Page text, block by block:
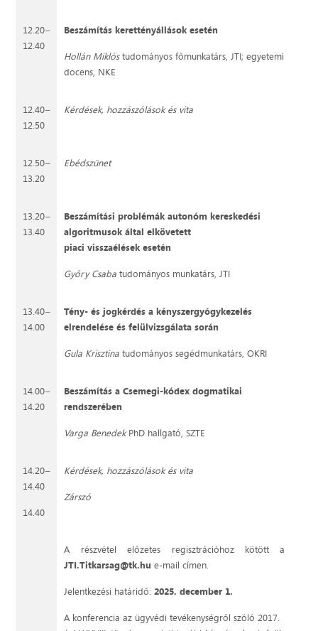
12.20–
12.40
Beszámítás kerettényállások esetén
Hollán Miklóstudományos főmunkatárs, JTI; egyetemi
docens, NKE
12.40–
12.50
Kérdések, hozzászólások és vita
12.50–
13.20
Ebédszünet
13.20–
13.40
Beszámítási problémák autonóm kereskedési
algoritmusok által elkövetett
piaci visszaélések esetén
Győry Csaba tudományos munkatárs, JTI
13.40–
14.00
Tény- és jogkérdés a kényszergyógykezelés
elrendelése és felülvizsgálata során
Gula Krisztina tudományos segédmunkatárs, OKRI
14.00–
14.20
Beszámítás a Csemegi-kódex dogmatikai
rendszerében
Varga BenedekPhD hallgató, SZTE
14.20–
14.40
14.40
Kérdések, hozzászólások és vita
Zárszó
A részvétel előzetes regisztrációhoz kötött a
JTI.Titkarsag@tk.hue-mail címen.
Jelentkezési határidő:2025. december 1.
A konferencia az ügyvédi tevékenységről szóló 2017.